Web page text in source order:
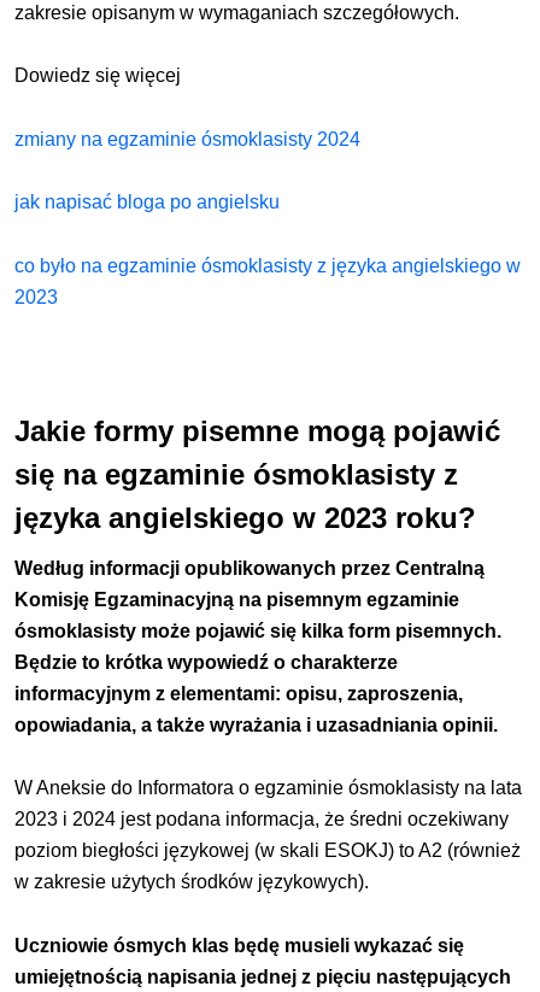
zakresie opisanym w wymaganiach szczegółowych.
Dowiedz się więcej
zmiany na egzaminie ósmoklasisty 2024
jak napisać bloga po angielsku
co było na egzaminie ósmoklasisty z języka angielskiego w
2023
Jakie formy pisemne mogą pojawić
się na egzaminie ósmoklasisty z
języka angielskiego w 2023 roku?
Według informacji opublikowanych przez Centralną
Komisję Egzaminacyjną na pisemnym egzaminie
ósmoklasisty może pojawić się kilka form pisemnych.
Będzie to krótka wypowiedź o charakterze
informacyjnym z elementami: opisu, zaproszenia,
opowiadania, a także wyrażania i uzasadniania opinii.
W Aneksie do Informatora o egzaminie ósmoklasisty na lata
2023 i 2024 jest podana informacja, że średni oczekiwany
poziom biegłości językowej (w skali ESOKJ) to A2 (również
w zakresie użytych środków językowych).
Uczniowie ósmych klas będę musieli wykazać się
umiejętnością napisania jednej z pięciu następujących